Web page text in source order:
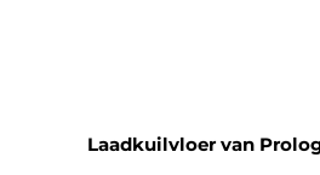
Laadkuilvloer van